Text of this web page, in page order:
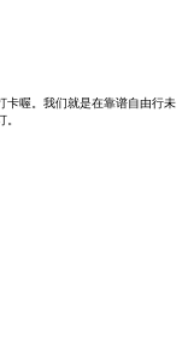
卡喔。我们就是在靠谱自由行未